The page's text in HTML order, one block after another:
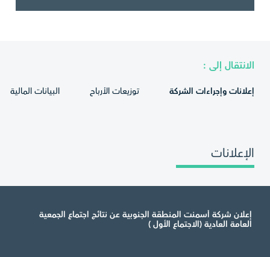
الانتقال إلى :
إعلانات وإجراءات الشركة توزيعات الأرباح البيانات المالية
الإعلانات
إعلان شركة أسمنت المنطقة الجنوبية عن نتائج اجتماع الجمعية
العامة العادية (الاجتماع الأول )